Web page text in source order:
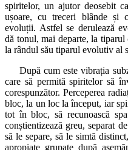
spiritelor, un ajutor deosebit
ușoare, cu treceri blânde și
evoluții. Astfel se derulează
dă tonul, mai departe, la
la rândul său tiparul evolutiv al
După cum este vibrația
care să permită spiritelor să
corespunzător. Perceperea
bloc, la un loc la început, iar
tot în bloc, să recunoască
conștientizează greu, separat
să le separe, să le simtă
apropiate grupate după